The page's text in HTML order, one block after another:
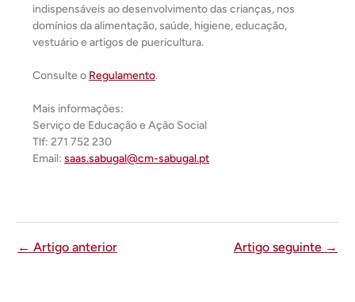
indispensáveis ao desenvolvimento das crianças, nos
domínios da alimentação, saúde, higiene, educação,
vestuário e artigos de puericultura.
Consulte o Regulamento.
Mais informações:
Serviço de Educação e Ação Social
Tlf: 271 752 230
Email: saas.sabugal@cm-sabugal.pt
← Artigo anterior Artigo seguinte →